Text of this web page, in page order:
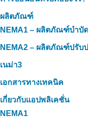
ผลิตภัณฑ์
NEMA1 – ผลิตภัณฑ์บำบั
NEMA2 – ผลิตภัณฑ์ปรับ
เนม่า3
เอกสารทางเทคนิค
เกี่ยวกับแอปพลิเคชั่น
NEMA1